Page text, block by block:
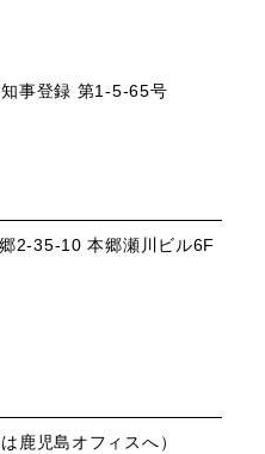
事登録 第1-5-65号
2-35-10 本郷瀬川ビル6F
鹿児島オフィスへ）